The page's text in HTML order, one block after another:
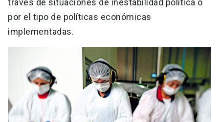
través de situaciones de inestabilidad política o
por el tipo de políticas económicas
implementadas.